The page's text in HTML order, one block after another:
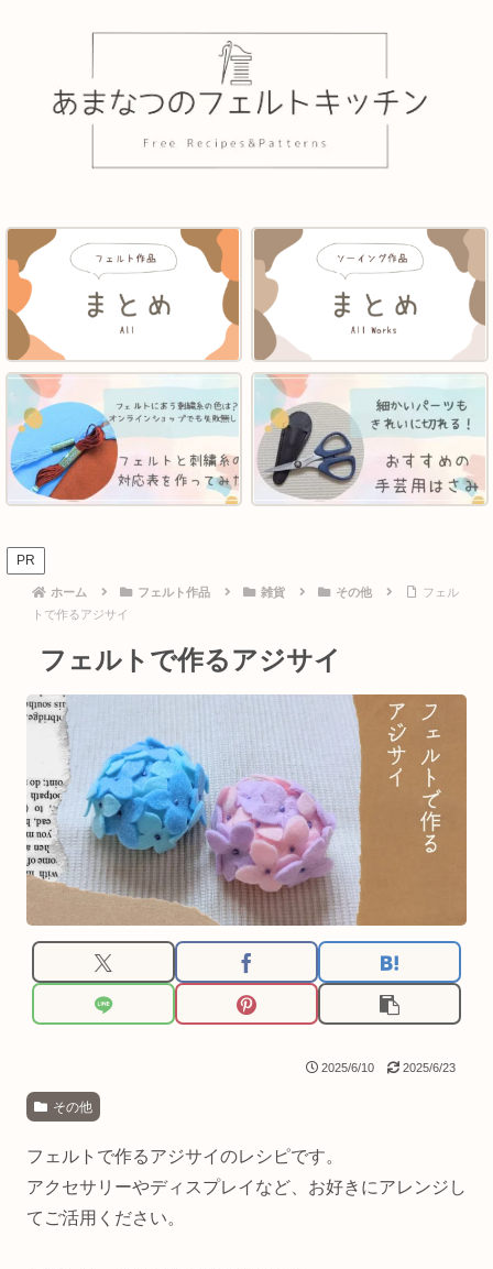
PR
ホーム フェルト作品 雑貨 その他
フェル
トで作るアジサイ
フェルトで作るアジサイ
2025/6/10 2025/6/23
その他
フェルトで作るアジサイのレシピです。
アクセサリーやディスプレイなど、お好きにアレンジし
てご活用ください。